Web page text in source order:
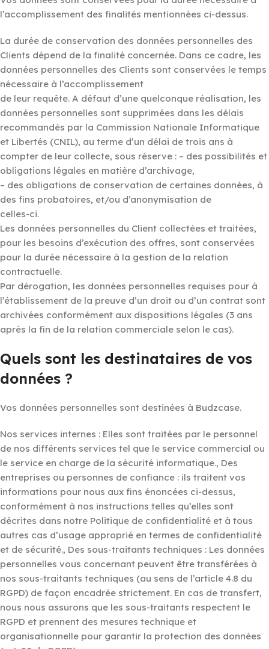
l’accomplissement des finalités mentionnées ci-dessus.
La durée de conservation des données personnelles des
Clients dépend de la finalité concernée. Dans ce cadre, les
données personnelles des Clients sont conservées le temps
nécessaire à l’accomplissement
de leur requête. A défaut d’une quelconque réalisation, les
données personnelles sont supprimées dans les délais
recommandés par la Commission Nationale Informatique
et Libertés (CNIL), au terme d’un délai de trois ans à
compter de leur collecte, sous réserve : – des possibilités et
obligations légales en matière d’archivage,
– des obligations de conservation de certaines données, à
des fins probatoires, et/ou d’anonymisation de
celles-ci.
Les données personnelles du Client collectées et traitées,
pour les besoins d’exécution des offres, sont conservées
pour la durée nécessaire à la gestion de la relation
contractuelle.
Par dérogation, les données personnelles requises pour à
l’établissement de la preuve d’un droit ou d’un contrat sont
archivées conformément aux dispositions légales (3 ans
après la fin de la relation commerciale selon le cas).
Quels sont les destinataires de vos
données ?
Vos données personnelles sont destinées à Budzcase.
Nos services internes : Elles sont traitées par le personnel
de nos différents services tel que le service commercial ou
le service en charge de la sécurité informatique., Des
entreprises ou personnes de confiance : ils traitent vos
informations pour nous aux fins énoncées ci-dessus,
conformément à nos instructions telles qu’elles sont
décrites dans notre Politique de confidentialité et à tous
autres cas d’usage approprié en termes de confidentialité
et de sécurité., Des sous-traitants techniques : Les données
personnelles vous concernant peuvent être transférées à
nos sous-traitants techniques (au sens de l’article 4.8 du
RGPD) de façon encadrée strictement. En cas de transfert,
nous nous assurons que les sous-traitants respectent le
RGPD et prennent des mesures technique et
organisationnelle pour garantir la protection des données